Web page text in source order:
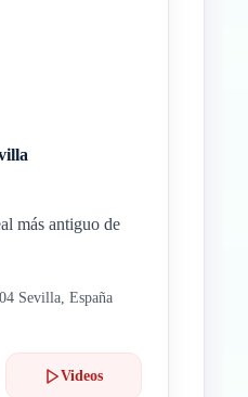
más antiguo de
Sevilla, España
Videos